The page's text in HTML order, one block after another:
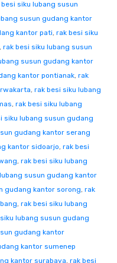
siku lubang susun
susun gudang kantor
kantor pati, rak besi siku
, rak besi siku lubang susun
susun gudang kantor
kantor pontianak, rak
, rak besi siku lubang
, rak besi siku lubang
siku lubang susun gudang
gudang kantor serang
kantor sidoarjo, rak besi
, rak besi siku lubang
susun gudang kantor
gudang kantor sorong, rak
, rak besi siku lubang
lubang susun gudang
gudang kantor
kantor sumenep
kantor surabaya, rak besi